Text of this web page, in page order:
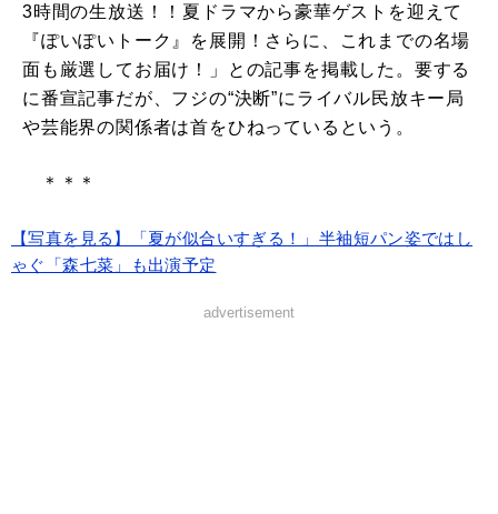
3時間の生放送！！夏ドラマから豪華ゲストを迎えて
『ぽいぽいトーク』を展開！さらに、これまでの名場
面も厳選してお届け！」との記事を掲載した。要する
に番宣記事だが、フジの“決断”にライバル民放キー局
や芸能界の関係者は首をひねっているという。
＊＊＊
【写真を見る】「夏が似合いすぎる！」半袖短パン姿ではし
ゃぐ「森七菜」も出演予定
advertisement